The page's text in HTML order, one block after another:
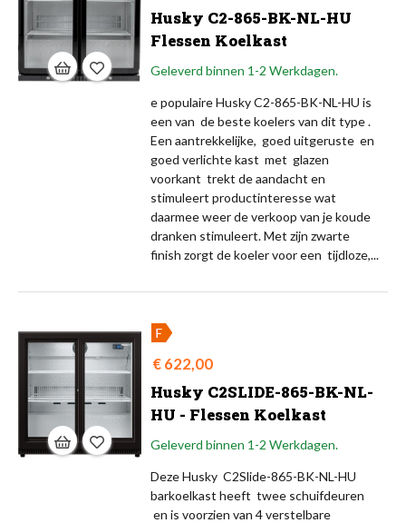
Husky C2-865-BK-NL-HU
Flessen Koelkast
Geleverd binnen 1-2 Werkdagen.
e populaire Husky C2-865-BK-NL-HU is
een van de beste koelers van dit type .
Een aantrekkelijke, goed uitgeruste en
goed verlichte kast met glazen
voorkant trekt de aandacht en
stimuleert productinteresse wat
daarmee weer de verkoop van je koude
dranken stimuleert. Met zijn zwarte
finish zorgt de koeler voor een tijdloze,...
Prijs
€ 622,00
Husky C2SLIDE-865-BK-NL-
HU - Flessen Koelkast
Geleverd binnen 1-2 Werkdagen.
Deze Husky C2Slide-865-BK-NL-HU
barkoelkast heeft twee schuifdeuren
en is voorzien van 4 verstelbare